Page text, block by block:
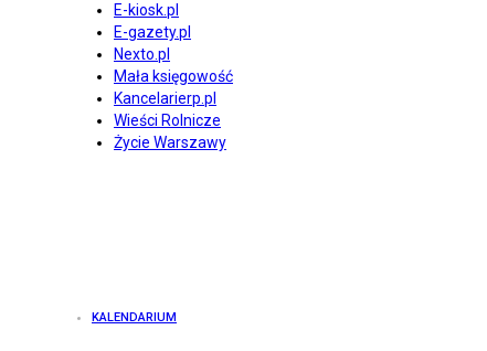
E-kiosk.pl
E-gazety.pl
Nexto.pl
Mała księgowość
Kancelarierp.pl
Wieści Rolnicze
Życie Warszawy
KALENDARIUM